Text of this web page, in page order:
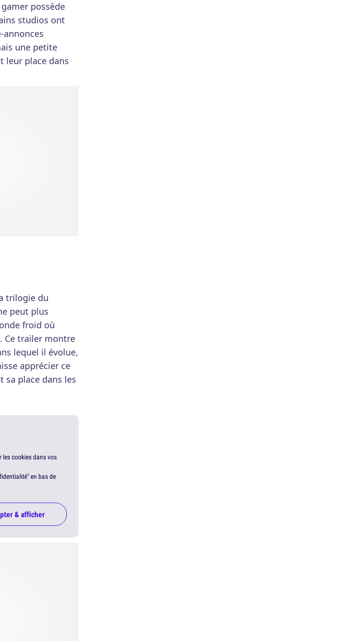
possède
studios ont
annonces
une petite
leur place dans
trilogie du
peut plus
froid où
Ce trailer montre
lequel il évolue,
apprécier ce
sa place dans les
les cookies dans vos
en bas de
& afficher